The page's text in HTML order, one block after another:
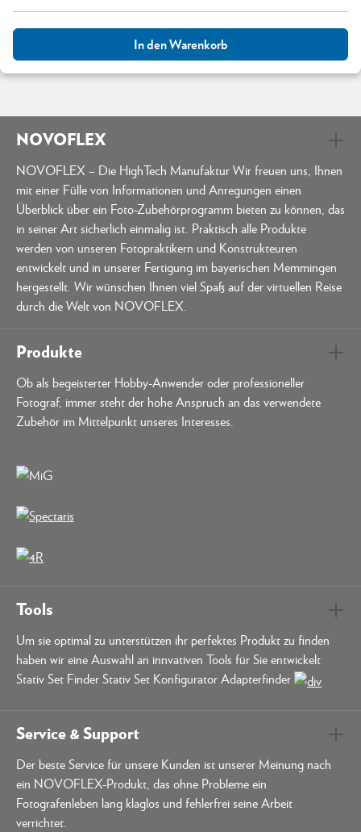
In den Warenkorb
NOVOFLEX
NOVOFLEX – Die HighTech Manufaktur Wir freuen uns, Ihnen
mit einer Fülle von Informationen und Anregungen einen
Überblick über ein Foto-Zubehörprogramm bieten zu können, das
in seiner Art sicherlich einmalig ist. Praktisch alle Produkte
werden von unseren Fotopraktikern und Konstrukteuren
entwickelt und in unserer Fertigung im bayerischen Memmingen
hergestellt. Wir wünschen Ihnen viel Spaß auf der virtuellen Reise
durch die Welt von NOVOFLEX.
Produkte
Ob als begeisterter Hobby-Anwender oder professioneller
Fotograf, immer steht der hohe Anspruch an das verwendete
Zubehör im Mittelpunkt unseres Interesses.
Tools
Um sie optimal zu unterstützen ihr perfektes Produkt zu finden
haben wir eine Auswahl an innvativen Tools für Sie entwickelt
Stativ Set Finder Stativ Set Konfigurator Adapterfinder
Service & Support
Der beste Service für unsere Kunden ist unserer Meinung nach
ein NOVOFLEX-Produkt, das ohne Probleme ein
Fotografenleben lang klaglos und fehlerfrei seine Arbeit
verrichtet.